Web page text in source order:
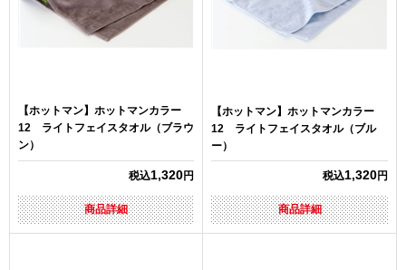
【ホットマン】ホットマンカラー
12 ライトフェイスタオル（ブラウ
ン）
税込1,320円
商品詳細
【ホットマン】ホットマンカラー
12 ライトフェイスタオル（ブル
ー）
税込1,320円
商品詳細